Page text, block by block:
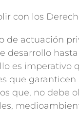
con los
de actuación
desarrollo
es imperativo
que
que, no debe